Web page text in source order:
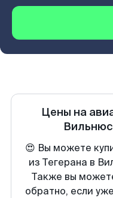
Цены на
Вильнюс
😍 Вы можете
из Тегерана в
Также вы
обратно, если